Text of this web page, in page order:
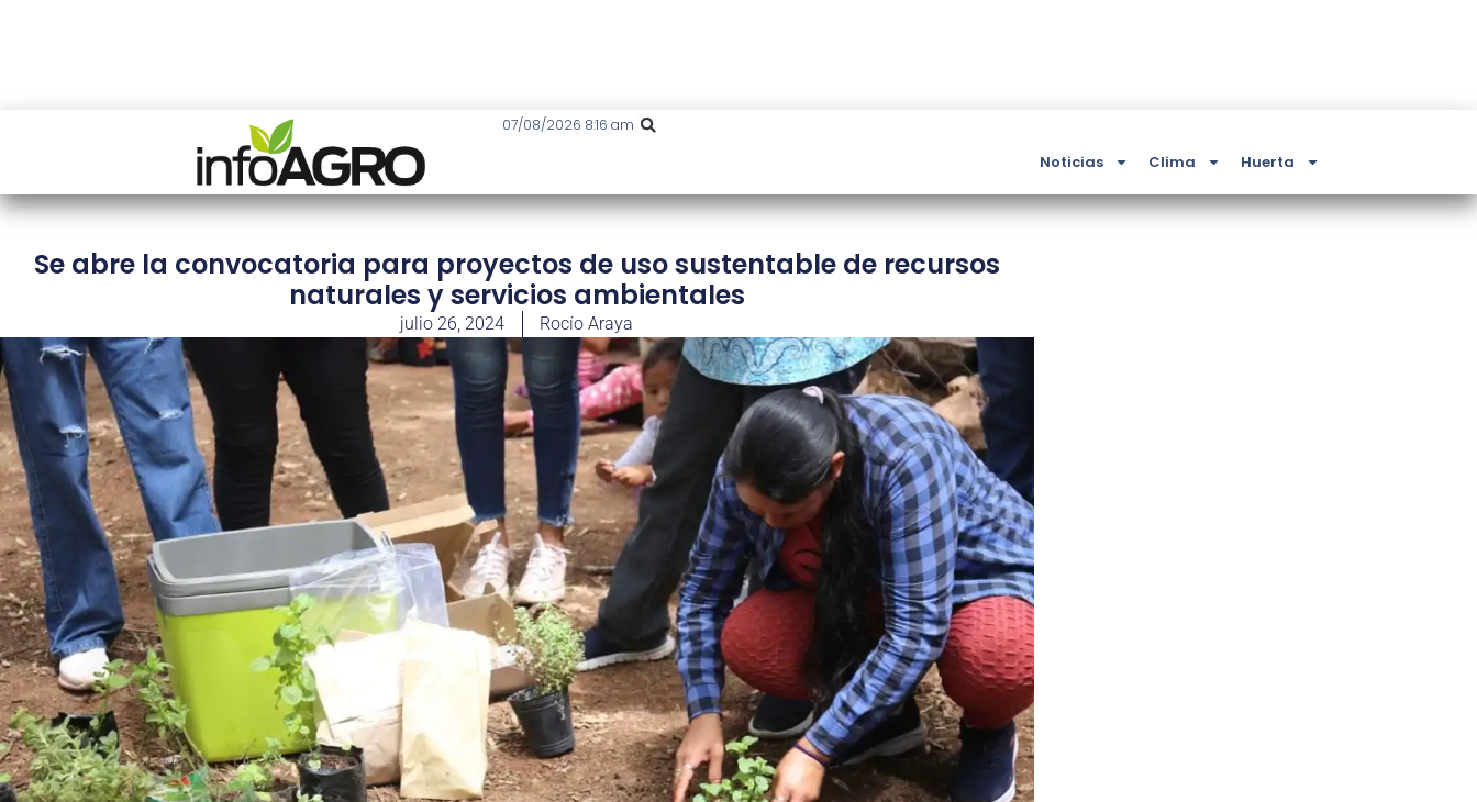
07/08/2026 8:16 am
Noticias Clima Huerta
Se abre la convocatoria para proyectos de uso sustentable de recursos
naturales y servicios ambientales
julio 26, 2024 Rocío Araya